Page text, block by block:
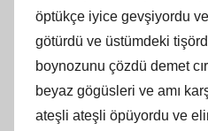
öptükçe iyice gevşiyordu
götürdü ve üstümdeki
boynozunu çözdü demet
beyaz gögüsleri ve amı
ateşli ateşli öpüyordu ve